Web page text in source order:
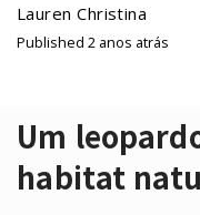
Lauren Christina
Published 2 anos atrás
Um
habitat